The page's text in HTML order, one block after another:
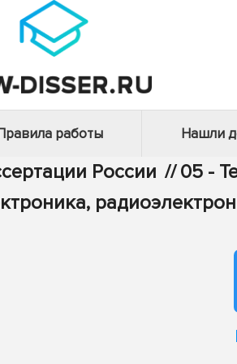
работы Нашли
России // 05 -